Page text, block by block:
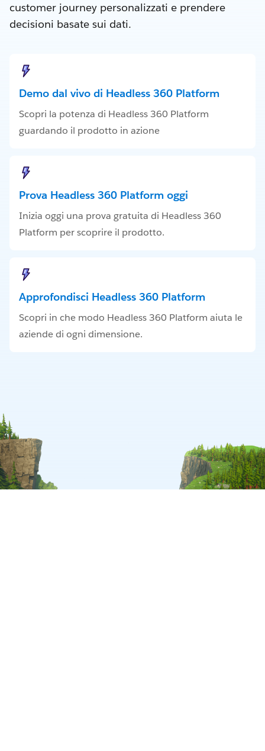
customer journey personalizzati e prendere
decisioni basate sui dati.
Demo dal vivo di Headless 360 Platform
Scopri la potenza di Headless 360 Platform
guardando il prodotto in azione
Prova Headless 360 Platform oggi
Inizia oggi una prova gratuita di Headless 360
Platform per scoprire il prodotto.
Approfondisci Headless 360 Platform
Scopri in che modo Headless 360 Platform aiuta le
aziende di ogni dimensione.